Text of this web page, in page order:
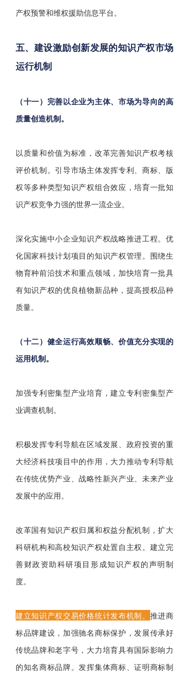
产权预警和维权援助信息平台。
五、建设激励创新发展的知识产权市场
运行机制
（十一）完善以企业为主体、市场为导向的高
质量创造机制。
以质量和价值为标准，改革完善知识产权考核
评价机制。引导市场主体发挥专利、商标、版
权等多种类型知识产权组合效应，培育一批知
识产权竞争力强的世界一流企业。
深化实施中小企业知识产权战略推进工程。 优
化国家科技计划项目的知识产权管理。 围绕生
物育种前沿技术和重点领域，加快培育一批具
有知识产权的优良植物新品种，提高授权品种
质量。
（十二）健全运行高效顺畅、价值充分实现的
运用机制。
加强专利密集型产业培育，建立专利密集型产
业调查机制。
积极发挥专利导航在区域发展、政府投资的重
大经济科技项目中的作用，大力推动专利导航
在传统优势产业、战略性新兴产业、未来产业
发展中的应用。
改革国有知识产权归属和权益分配机制，扩大
科研机构和高校知识产权处置自主权。建立完
善财政资助科研项目形成知识产权的声明制
度。
建立知识产权交易价格统计发布机制。 推进商
标品牌建设，加强驰名商标保护，发展传承好
传统品牌和老字号，大力培育具有国际影响力
的知名商标品牌。发挥集体商标、证明商标制